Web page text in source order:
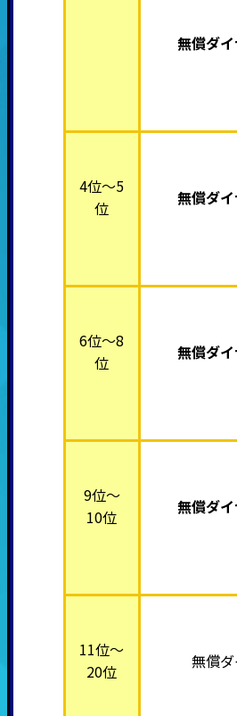
無償ダ
4位～5
位
無償ダ
6位～8
位
無償ダ
9位～
10位
無償ダ
11位～
20位
無償